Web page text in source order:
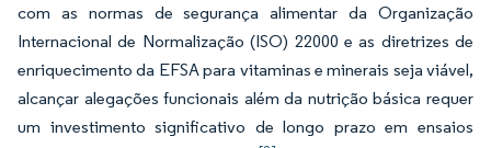
com as normas de segurança alimentar da Organização
Internacional de Normalização (ISO) 22000 e as diretrizes de
enriquecimento da EFSA para vitaminas e minerais seja viável,
alcançar alegações funcionais além da nutrição básica requer
um investimento significativo de longo prazo em ensaios